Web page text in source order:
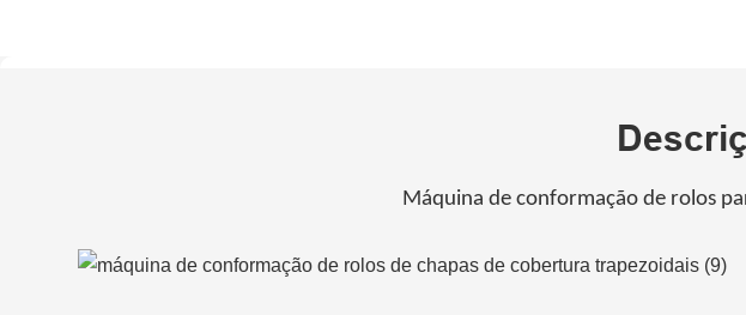
Máquina de conformação de rolos